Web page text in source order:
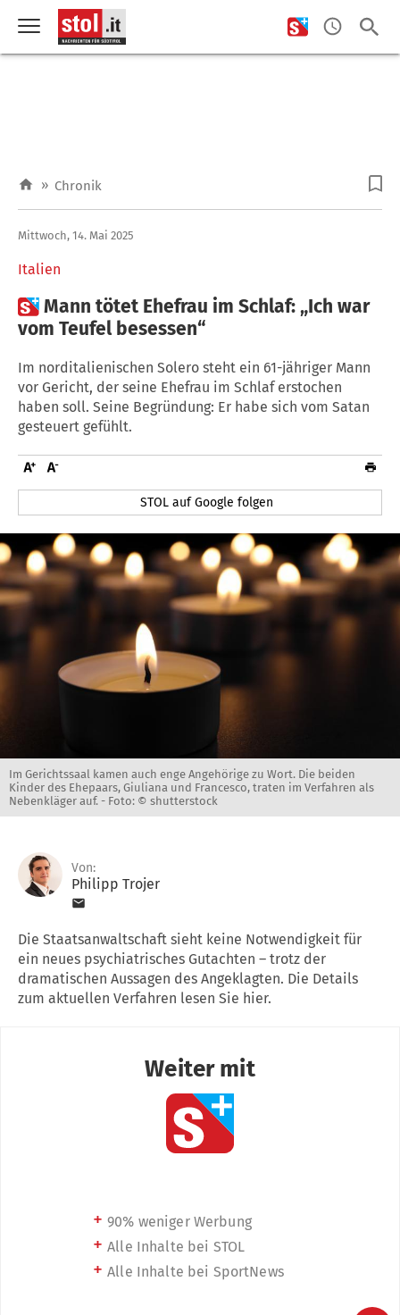
» Chronik
Italien
Mittwoch, 14. Mai 2025
Mann tötet Ehefrau im Schlaf: „Ich war
vom Teufel besessen“
Im norditalienischen Solero steht ein 61-jähriger Mann
vor Gericht, der seine Ehefrau im Schlaf erstochen
haben soll. Seine Begründung: Er habe sich vom Satan
gesteuert gefühlt.
STOL auf Google folgen
Im Gerichtssaal kamen auch enge Angehörige zu Wort. Die beiden
Kinder des Ehepaars, Giuliana und Francesco, traten im Verfahren als
Nebenkläger auf. - Foto: © shutterstock
Von:
Philipp Trojer
Die Staatsanwaltschaft sieht keine Notwendigkeit für
ein neues psychiatrisches Gutachten – trotz der
dramatischen Aussagen des Angeklagten. Die Details
zum aktuellen Verfahren lesen Sie hier.